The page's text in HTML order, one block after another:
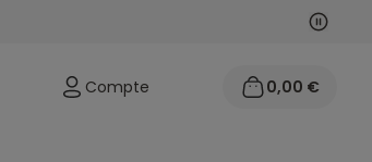
Compte 0,00 €